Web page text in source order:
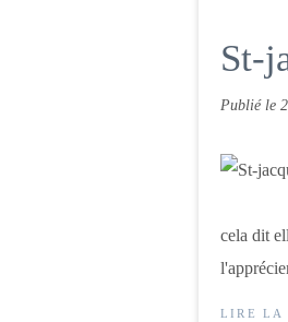
St-
Publié le
cela dit
LIRE LA